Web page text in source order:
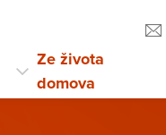
Ze života
domova